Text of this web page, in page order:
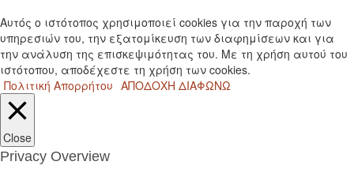
Αυτός ο ιστότοπος χρησιμοποιεί cookies για την παροχή των
υπηρεσιών του, την εξατομίκευση των διαφημίσεων και για
την ανάλυση της επισκεψιμότητας του. Με τη χρήση αυτού του
ιστότοπου, αποδέχεστε τη χρήση των cookies.
Πολιτική Απορρήτου ΑΠΟΔΟΧΗ ΔΙΑΦΩΝΩ
Close
Privacy Overview